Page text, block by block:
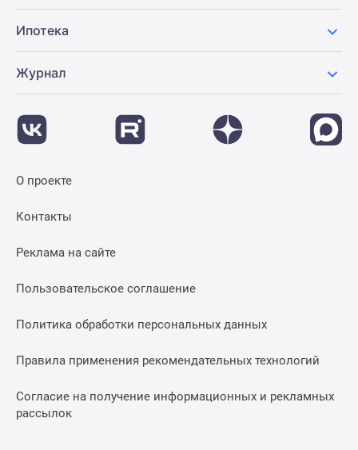
Ипотека
Журнал
О проекте
Контакты
Реклама на сайте
Пользовательское соглашение
Политика обработки персональных данных
Правила применения рекомендательных технологий
Согласие на получение информационных и рекламных
рассылок